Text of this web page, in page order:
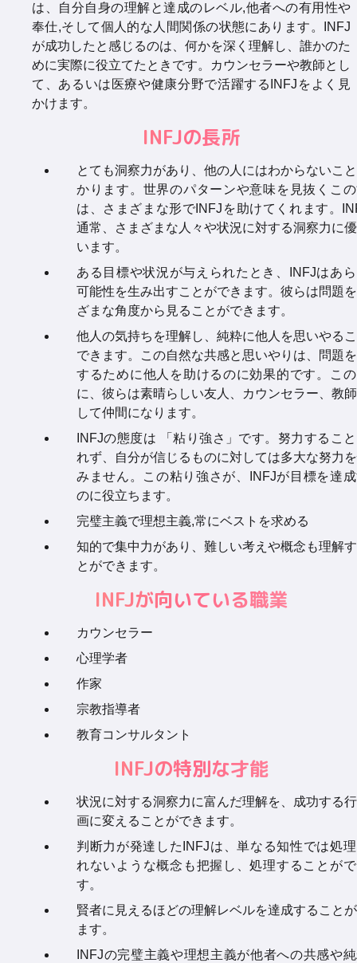
は、自分自身の理解と達成のレベル,他者への有用性や
奉仕,そして個人的な人間関係の状態にあります。INFJ
が成功したと感じるのは、何かを深く理解し、誰かのた
めに実際に役立てたときです。カウンセラーや教師とし
て、あるいは医療や健康分野で活躍するINFJをよく見
かけます。
INFJの長所
とても洞察力があり、他の人にはわからないこ
かります。世界のパターンや意味を見抜くこ
は、さまざまな形でINFJを助けてくれます。
通常、さまざまな人々や状況に対する洞察力に
います。
ある目標や状況が与えられたとき、INFJはあ
可能性を生み出すことができます。彼らは問題
ざまな角度から見ることができます。
他人の気持ちを理解し、純粋に他人を思いやる
できます。この自然な共感と思いやりは、問題
するために他人を助けるのに効果的です。こ
に、彼らは素晴らしい友人、カウンセラー、教
して仲間になります。
INFJの態度は 「粘り強さ」です。努力するこ
れず、自分が信じるものに対しては多大な努力
みません。この粘り強さが、INFJが目標を達
のに役立ちます。
完璧主義で理想主義,常にベストを求める
知的で集中力があり、難しい考えや概念も理解
とができます。
INFJが向いている職業
カウンセラー
心理学者
作家
宗教指導者
教育コンサルタント
INFJの特別な才能
状況に対する洞察力に富んだ理解を、成功する
画に変えることができます。
判断力が発達したINFJは、単なる知性では処
れないような概念も把握し、処理することが
す。
賢者に見えるほどの理解レベルを達成すること
ます。
INFJの完璧主義や理想主義が他者への共感や